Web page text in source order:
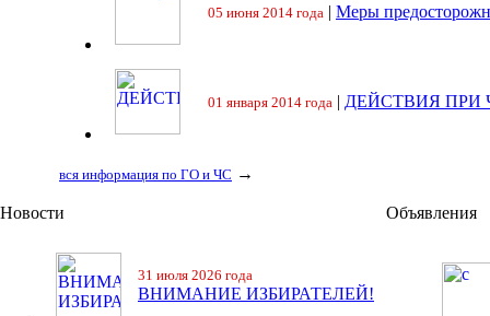
05 июня 2014 года | Меры
01 января 2014 года | ДЕЙСТВИЯ ПРИ
вся информация по ГО и ЧС →
Новости
31 июля 2026 года
ВНИМАНИЕ ИЗБИРАТЕЛЕЙ!
Объявления